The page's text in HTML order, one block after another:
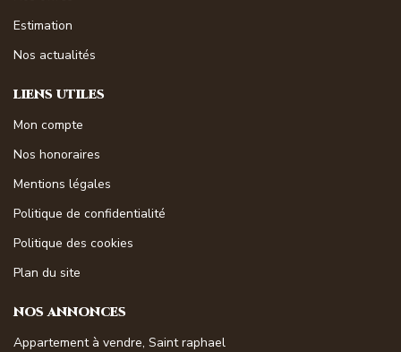
Estimation
Nos actualités
LIENS UTILES
Mon compte
Nos honoraires
Mentions légales
Politique de confidentialité
Politique des cookies
Plan du site
NOS ANNONCES
Appartement à vendre, Saint raphael